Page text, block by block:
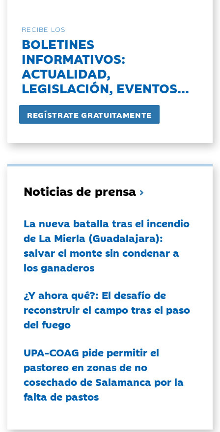
RECIBE LOS
BOLETINES
INFORMATIVOS:
ACTUALIDAD,
LEGISLACIÓN, EVENTOS...
Noticias de prensa
La nueva batalla tras el incendio
de La Mierla (Guadalajara):
salvar el monte sin condenar a
los ganaderos
¿Y ahora qué?: El desafío de
reconstruir el campo tras el paso
del fuego
UPA-COAG pide permitir el
pastoreo en zonas de no
cosechado de Salamanca por la
falta de pastos